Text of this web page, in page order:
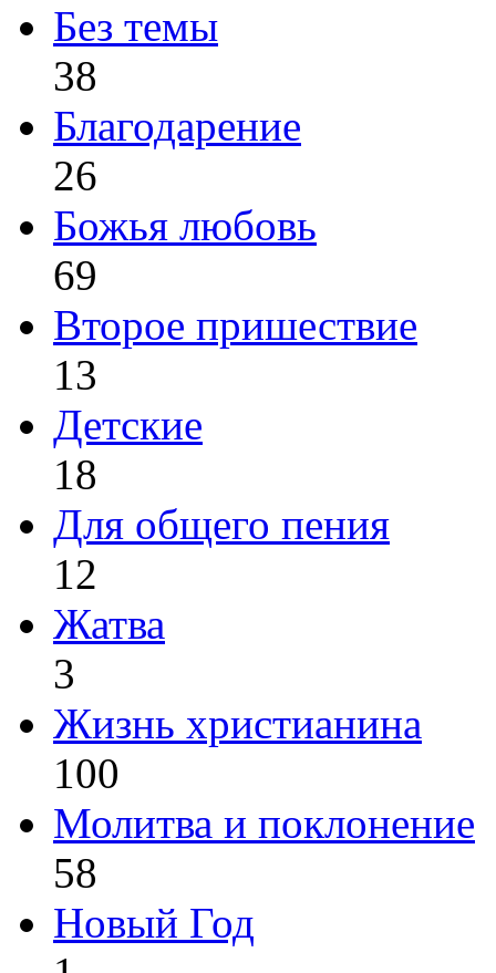
Без темы
38
Благодарение
26
Божья любовь
69
Второе пришествие
13
Детские
18
Для общего пения
12
Жатва
3
Жизнь христианина
100
Молитва и поклонение
58
Новый Год